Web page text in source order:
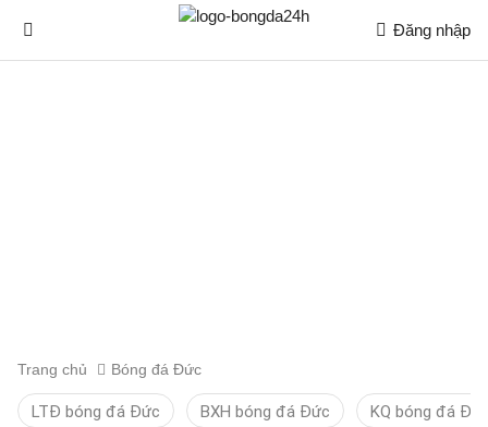
Đăng nhập
Trang chủ Bóng đá Đức
LTĐ bóng đá Đức BXH bóng đá Đức KQ bóng đá